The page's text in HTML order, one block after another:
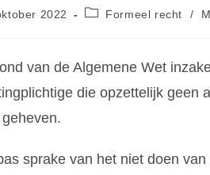
2022 Formeel recht /
van de Algemene Wet
die opzettelijk geen
sprake van het niet doen